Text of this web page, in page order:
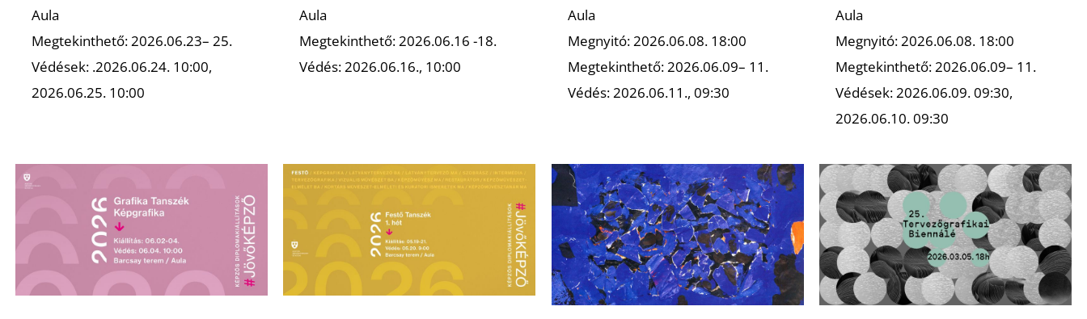
Aula
Megtekinthető: 2026.06.23– 25.
Védések: .2026.06.24. 10:00,
2026.06.25. 10:00
Aula
Megtekinthető: 2026.06.16 -18.
Védés: 2026.06.16., 10:00
Aula
Megnyitó: 2026.06.08. 18:00
Megtekinthető: 2026.06.09– 11.
Védés: 2026.06.11., 09:30
Aula
Megnyitó: 2026.06.08. 18:00
Megtekinthető: 2026.06.09– 11.
Védések: 2026.06.09. 09:30,
2026.06.10. 09:30